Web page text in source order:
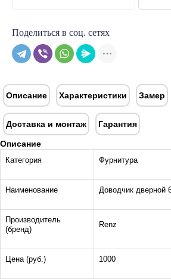
Поделиться в соц. сетях
Описание Характеристики Замер
Доставка и монтаж Гарантия
Описание
Категория Фурнитура
Наименование Доводчик дверной
Производитель
(бренд)
Renz
Цена (руб.) 1000